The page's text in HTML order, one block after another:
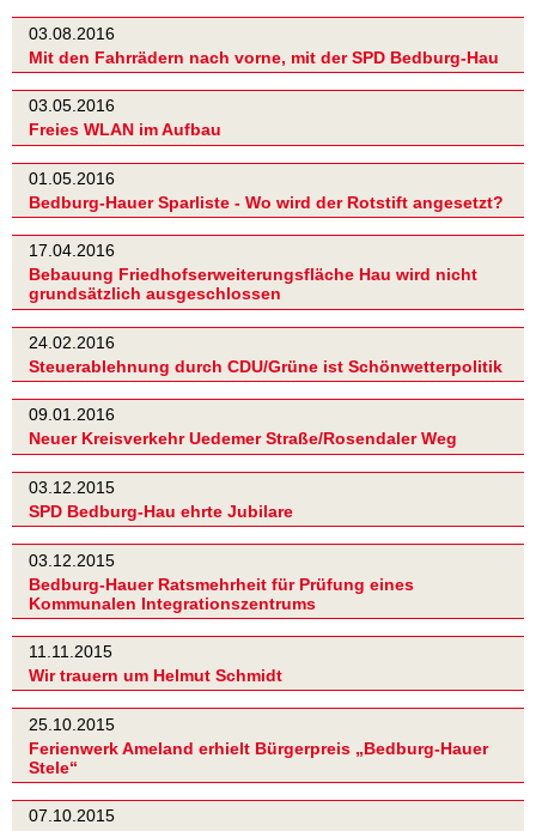
03.08.2016
Mit den Fahrrädern nach vorne, mit der SPD Bedburg-Hau
03.05.2016
Freies WLAN im Aufbau
01.05.2016
Bedburg-Hauer Sparliste - Wo wird der Rotstift angesetzt?
17.04.2016
Bebauung Friedhofserweiterungsfläche Hau wird nicht
grundsätzlich ausgeschlossen
24.02.2016
Steuerablehnung durch CDU/Grüne ist Schönwetterpolitik
09.01.2016
Neuer Kreisverkehr Uedemer Straße/Rosendaler Weg
03.12.2015
SPD Bedburg-Hau ehrte Jubilare
03.12.2015
Bedburg-Hauer Ratsmehrheit für Prüfung eines
Kommunalen Integrationszentrums
11.11.2015
Wir trauern um Helmut Schmidt
25.10.2015
Ferienwerk Ameland erhielt Bürgerpreis „Bedburg-Hauer
Stele“
07.10.2015